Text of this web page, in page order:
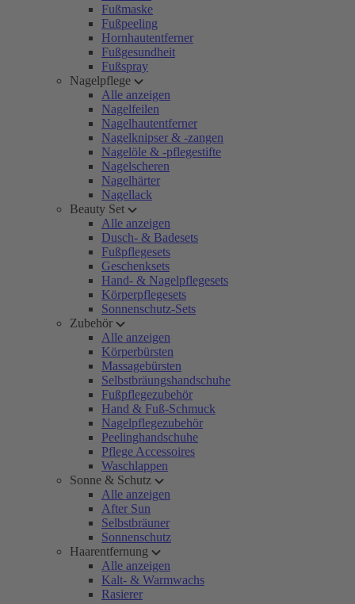
Fußmaske
Fußpeeling
Hornhautentferner
Fußgesundheit
Fußspray
Nagelpflege
Alle anzeigen
Nagelfeilen
Nagelhautentferner
Nagelknipser & -zangen
Nagelöle & -pflegestifte
Nagelscheren
Nagelhärter
Nagellack
Beauty Set
Alle anzeigen
Dusch- & Badesets
Fußpflegesets
Geschenksets
Hand- & Nagelpflegesets
Körperpflegesets
Sonnenschutz-Sets
Zubehör
Alle anzeigen
Körperbürsten
Massagebürsten
Selbstbräungshandschuhe
Fußpflegezubehör
Hand & Fuß-Schmuck
Nagelpflegezubehör
Peelinghandschuhe
Pflege Accessoires
Waschlappen
Sonne & Schutz
Alle anzeigen
After Sun
Selbstbräuner
Sonnenschutz
Haarentfernung
Alle anzeigen
Kalt- & Warmwachs
Rasierer